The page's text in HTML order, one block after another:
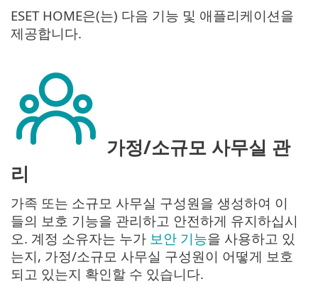
ESET HOME은(는) 다음 기능 및 애플리케이션을
제공합니다.
가정/소규모 사무실 관
리
가족 또는 소규모 사무실 구성원을 생성하여 이
들의 보호 기능을 관리하고 안전하게 유지하십시
오. 계정 소유자는 누가 보안 기능을 사용하고 있
는지, 가정/소규모 사무실 구성원이 어떻게 보호
되고 있는지 확인할 수 있습니다.